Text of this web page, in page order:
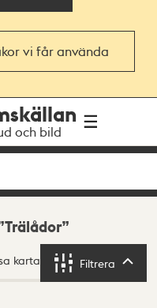
vi får använda
och bild
Trälådor
karta Filtrera